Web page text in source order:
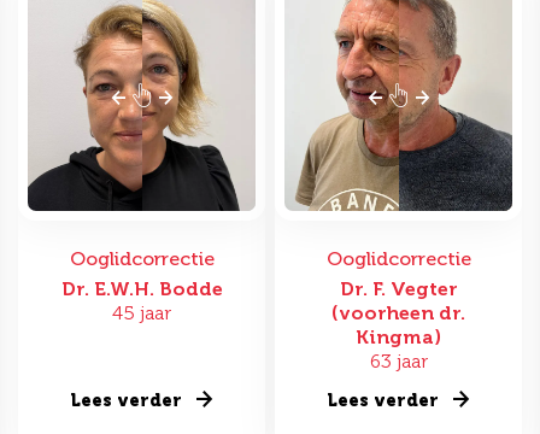
Ooglidcorrectie
Dr. E.W.H. Bodde
45 jaar
Lees verder
Ooglidcorrectie
Dr. F. Vegter
(voorheen dr.
Kingma)
63 jaar
Lees verder